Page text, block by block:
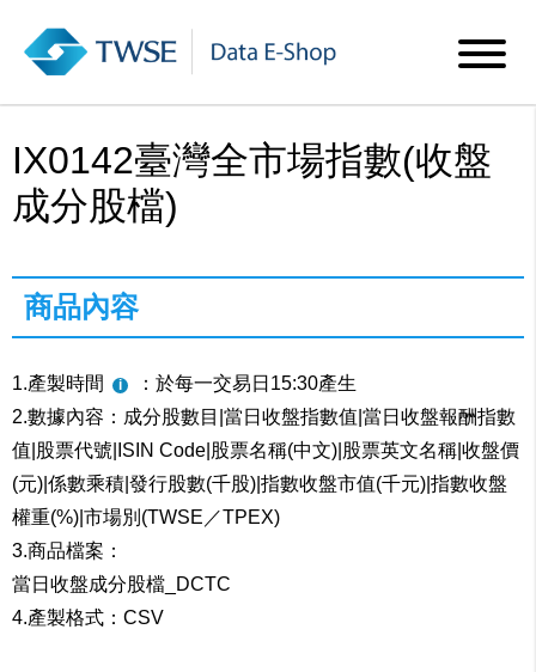
IX0142臺灣全市場指數(收盤
成分股檔)
商品內容
1.產製時間
：於每一交易日15:30產生
2.數據內容：成分股數目|當日收盤指數值|當日收盤報酬指數
值|股票代號|ISIN Code|股票名稱(中文)|股票英文名稱|收盤價
(元)|係數乘積|發行股數(千股)|指數收盤市值(千元)|指數收盤
權重(%)|市場別(TWSE／TPEX)
3.商品檔案：
當日收盤成分股檔_DCTC
4.產製格式：CSV